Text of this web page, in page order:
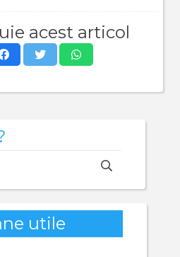
acest articol
utile